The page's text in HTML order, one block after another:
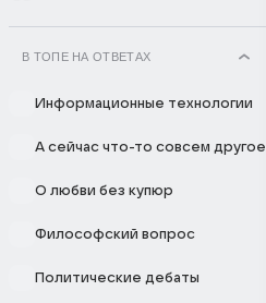
В ТОПЕ НА ОТВЕТАХ
Информационные технологии
А сейчас что-то совсем другое
О любви без купюр
Философский вопрос
Политические дебаты